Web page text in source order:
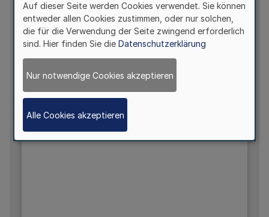
Auf dieser Seite werden Cookies verwendet. Sie können
entweder allen Cookies zustimmen, oder nur solchen,
die für die Verwendung der Seite zwingend erforderlich
sind. Hier finden Sie die Datenschutzerklärung
Nur notwendige Cookies akzeptieren
Alle Cookies akzeptieren